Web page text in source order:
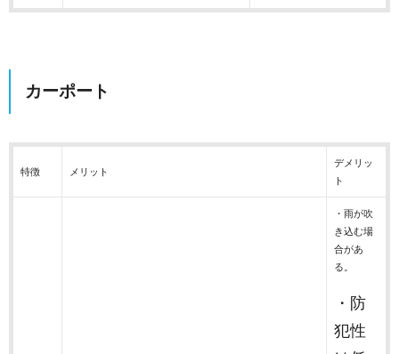
カーポート
特徴 メリット
デメリッ
ト
・雨が吹
き込む場
合があ
る。
・防
犯性